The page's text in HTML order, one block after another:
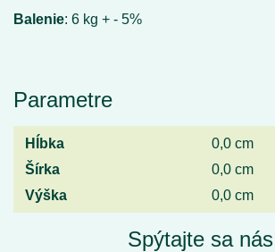
Balenie: 6 kg + - 5%
Parametre
Hĺbka
0,0 cm
Šírka
0,0 cm
Výška
0,0 cm
Spýtajte sa nás